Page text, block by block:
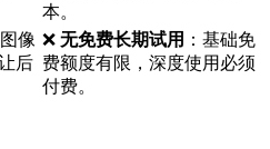
本。
像
后
❌ 无免费长期试用 ：基础免
费额度有限，深度使用必须
付费。